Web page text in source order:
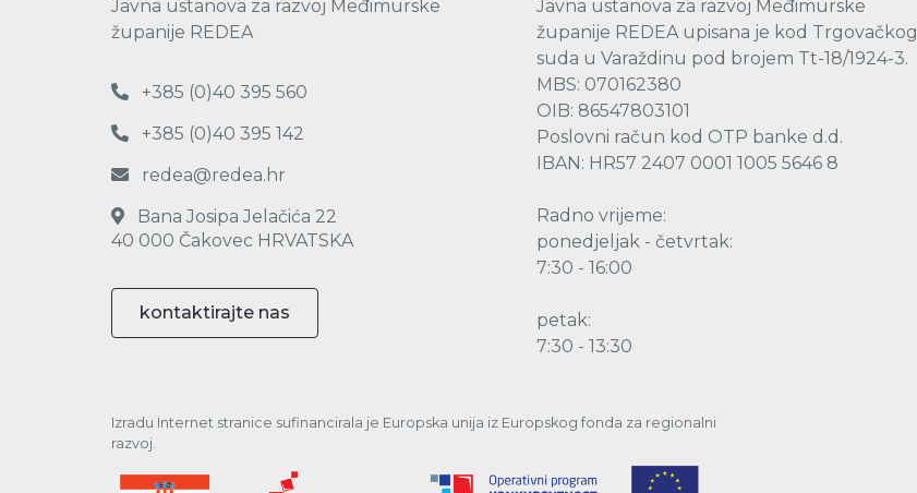
Javna ustanova za razvoj Međimurske
županije REDEA
+385 (0)40 395 560
+385 (0)40 395 142
redea@redea.hr
Bana Josipa Jelačića 22
40 000 Čakovec HRVATSKA
kontaktirajte nas
Javna ustanova za razvoj Međimurske
županije REDEA upisana je kod Trgovačkog
suda u Varaždinu pod brojem Tt-18/1924-3.
MBS: 070162380
OIB: 86547803101
Poslovni račun kod OTP banke d.d.
IBAN: HR57 2407 0001 1005 5646 8
Radno vrijeme:
ponedjeljak - četvrtak:
7:30 - 16:00
petak:
7:30 - 13:30
Izradu Internet stranice sufinancirala je Europska unija iz Europskog fonda za regionalni
razvoj.